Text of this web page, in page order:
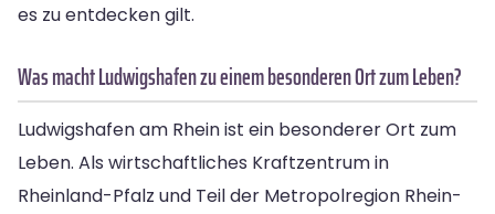
es zu entdecken gilt.
Was macht Ludwigshafen zu einem besonderen Ort zum Leben?
Ludwigshafen am Rhein ist ein besonderer Ort zum
Leben. Als wirtschaftliches Kraftzentrum in
Rheinland-Pfalz und Teil der Metropolregion Rhein-